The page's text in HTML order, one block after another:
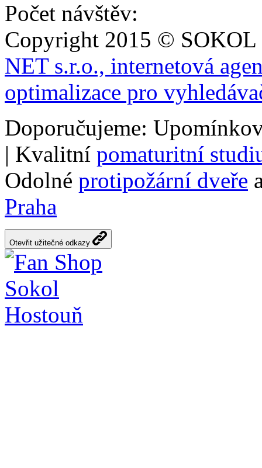
Počet návštěv:
Copyright 2015 ©
NET s.r.o., internetová
optimalizace pro
Doporučujeme:
| Kvalitní pomaturitní
Odolné protipožární dveře
Praha
Otevřit užitečné odkazy